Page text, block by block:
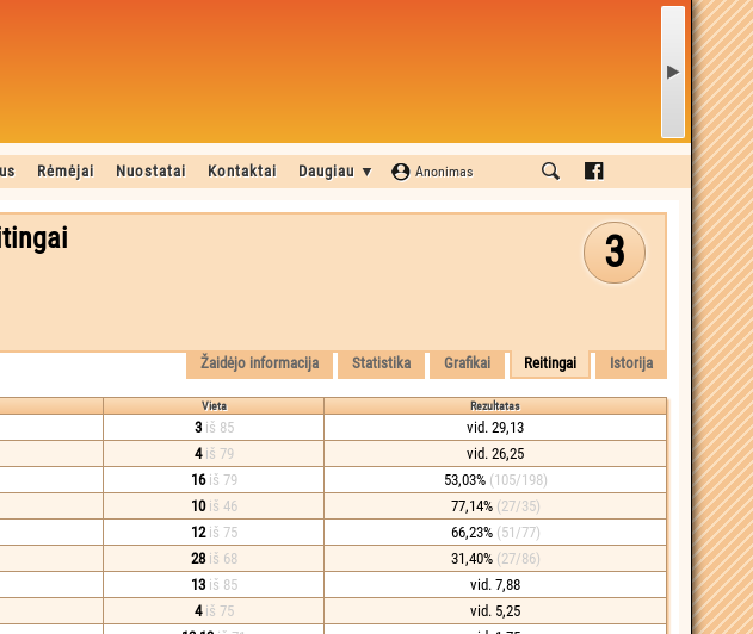
Rėmėjai Nuostatai Kontaktai Daugiau ▼ Anonimas
3
Žaidėjo informacija Statistika Grafikai Reitingai Istorija
Vieta Rezultatas
3 iš 85
vid. 29,13
4 iš 79
vid. 26,25
16 iš 79 53,03% (105/198)
10 iš 46 77,14% (27/35)
12 iš 75 66,23% (51/77)
28 iš 68 31,40% (27/86)
13 iš 85
vid. 7,88
4 iš 75
vid. 5,25